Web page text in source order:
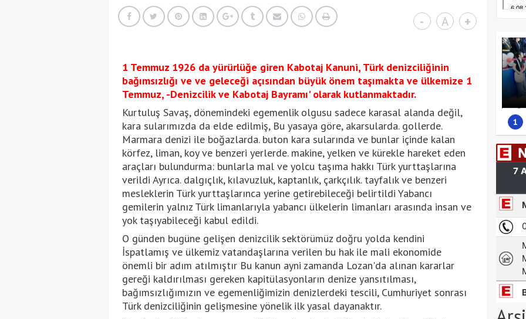
- A +
1 Temmuz 1926 da yürürlüğe giren Kabotaj Kanuni, Türk denizciliğinin
bağımsızlığı ve ve geleceği açısından büyük önem taşımakta ve ülkemize 1
Temmuz, -Denizcilik ve Kabotaj Bayramı' olarak kutlanmaktadır.
Kurtuluş Savaş, dönemindeki egemenlik olgusu sadece karasal alanda değil,
kara sularımızda da elde edilmiş, Bu yasaya göre, akarsularda. gollerde.
Marmara denizi ile boğazlarda. buton kara sularında ve bunlar içinde kalan
körfez, liman, koy ve benzeri yerlerde. makine, yelken ve kürekle hareket eden
araçları bulundurma: bunlarla mal ve yolcu taşıma hakkı Türk yurttaşlarına
verildi Ayrıca. dalgıçlık, kılavuzluk, kaptanlık, çarkçılık. tayfalık ve benzeri
mesleklerin Türk yurttaşlarınca yerine getirebileceği belirtildi Yabancı
gemilerin yalnız Türk limanlarıyla yabancı ülkelerin limanları arasında insan ve
yok taşıyabileceği kabul edildi.
O günden bugüne gelişen denizcilik sektörümüz doğru yolda kendini
İspatlamış ve ülkemiz vatandaşlarına verilen bu hak ile mali ekonomide
önemli bir adım atılmıştır Bu kanun ayni zamanda Lozan'da alınan kararlar
gereği kaldırılması gereken kapitülasyonların denize yansıtılması,
bağımsızlığımızın ve egemenliğimizin denizlerdeki tescili, Cumhuriyet sonrası
Türk denizciliğinin gelişmesine yönelik ilk yasal dayanaktır.
1